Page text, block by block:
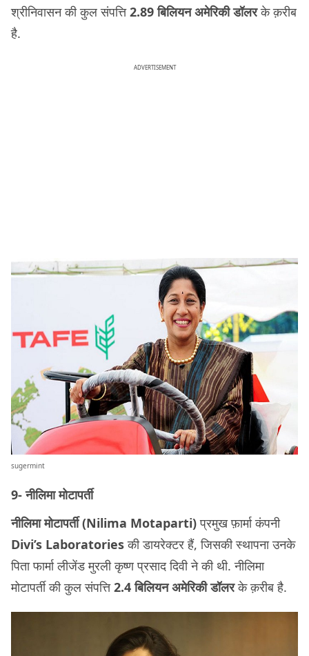
श्रीनिवासन की कुल संपत्ति2.89 बिलियन अमेरिकी डॉलरके क़रीब
है.
ADVERTISEMENT
sugermint
9- नीलिमा मोटापर्ती
नीलिमा मोटापर्ती (Nilima Motaparti)प्रमुख फ़ार्मा कंपनी
Divi’s Laboratoriesकी डायरेक्टर हैं, जिसकी स्थापना उनके
पिता फार्मा लीजेंड मुरली कृष्ण प्रसाद दिवी ने की थी. नीलिमा
मोटापर्ती की कुल संपत्ति2.4 बिलियन अमेरिकी डॉलरके क़रीब है.